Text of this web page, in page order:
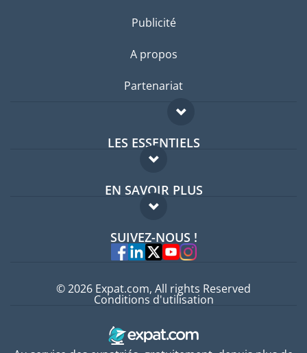
Publicité
A propos
Partenariat
LES ESSENTIELS
Forum expatriés
Guides pays
EN SAVOIR PLUS
FAQ
Experts
SUIVEZ-NOUS !
© 2026 Expat.com, All rights Reserved
Conditions d'utilisation